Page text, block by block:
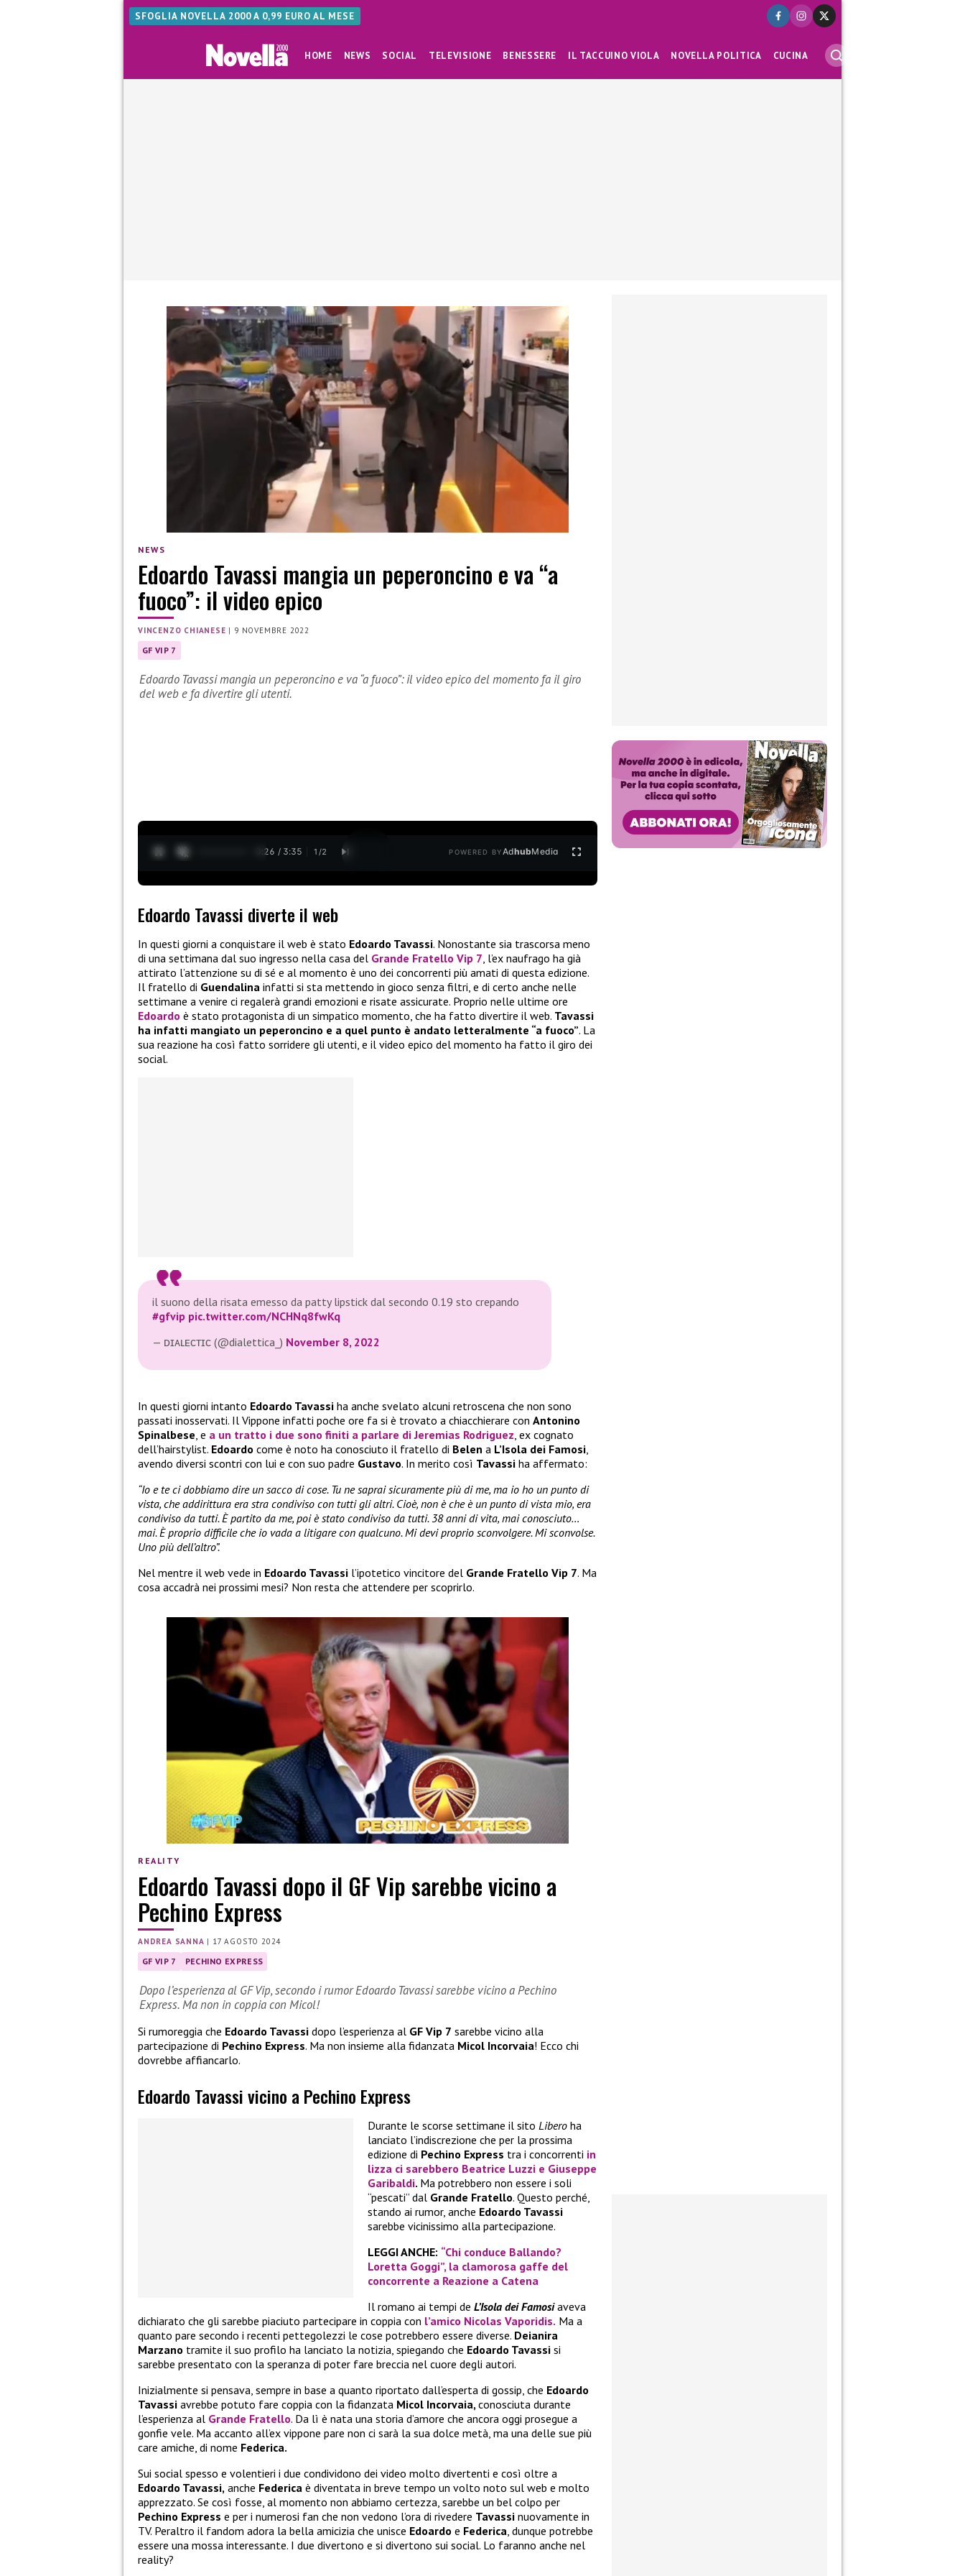
SFOGLIA NOVELLA 2000 A 0,99 EURO AL MESE
HOME NEWS SOCIAL TELEVISIONE BENESSERE IL TACCUINO VIOLA NOVELLA POLITICA CUCINA
NEWS
Edoardo Tavassi mangia un peperoncino e va “a
fuoco”: il video epico
VINCENZO CHIANESE | 9 NOVEMBRE 2022
GF VIP 7
Edoardo Tavassi mangia un peperoncino e va “a fuoco”: il video epico del momento fa il giro
del web e fa divertire gli utenti.
0:27 / 3:35 1 /2 POWERED BYAdhubMedia
Edoardo Tavassi diverte il web
In questi giorni a conquistare il web è stato Edoardo Tavassi. Nonostante sia trascorsa meno
di una settimana dal suo ingresso nella casa del Grande Fratello Vip 7, l’ex naufrago ha già
attirato l’attenzione su di sé e al momento è uno dei concorrenti più amati di questa edizione.
Il fratello di Guendalina infatti si sta mettendo in gioco senza filtri, e di certo anche nelle
settimane a venire ci regalerà grandi emozioni e risate assicurate. Proprio nelle ultime ore
Edoardo è stato protagonista di un simpatico momento, che ha fatto divertire il web. Tavassi
ha infatti mangiato un peperoncino e a quel punto è andato letteralmente “a fuoco”. La
sua reazione ha così fatto sorridere gli utenti, e il video epico del momento ha fatto il giro dei
social.
il suono della risata emesso da patty lipstick dal secondo 0.19 sto crepando
#gfvip pic.twitter.com/NCHNq8fwKq
— ᴅɪᴀʟᴇᴄᴛɪᴄ (@dialettica_) November 8, 2022
In questi giorni intanto Edoardo Tavassi ha anche svelato alcuni retroscena che non sono
passati inosservati. Il Vippone infatti poche ore fa si è trovato a chiacchierare con Antonino
Spinalbese, e a un tratto i due sono finiti a parlare diJeremias Rodriguez, ex cognato
dell’hairstylist. Edoardo come è noto ha conosciuto il fratello di Belen a L’Isola dei Famosi,
avendo diversi scontri con lui e con suo padre Gustavo. In merito così Tavassi ha affermato:
“Io e te ci dobbiamo dire un sacco di cose. Tu ne saprai sicuramente più di me, ma io ho un punto di
vista, che addirittura era stra condiviso con tutti gli altri. Cioè, non è che è un punto di vista mio, era
condiviso da tutti. È partito da me, poi è stato condiviso da tutti. 38 anni di vita, mai conosciuto…
mai. È proprio difficile che io vada a litigare con qualcuno. Mi devi proprio sconvolgere. Mi sconvolse.
Uno più dell’altro”.
Nel mentre il web vede in Edoardo Tavassi l’ipotetico vincitore del Grande Fratello Vip 7. Ma
cosa accadrà nei prossimi mesi? Non resta che attendere per scoprirlo.
REALITY
Edoardo Tavassi dopo il GF Vip sarebbe vicino a
Pechino Express
ANDREA SANNA | 17 AGOSTO 2024
GF VIP 7 PECHINO EXPRESS
Dopo l’esperienza al GF Vip, secondo i rumor Edoardo Tavassi sarebbe vicino a Pechino
Express. Ma non in coppia con Micol!
Si rumoreggia che Edoardo Tavassi dopo l’esperienza al GF Vip 7 sarebbe vicino alla
partecipazione di Pechino Express. Ma non insieme alla fidanzata Micol Incorvaia! Ecco chi
dovrebbe affiancarlo.
Edoardo Tavassi vicino a Pechino Express
Durante le scorse settimane il sito Libero ha
lanciato l’indiscrezione che per la prossima
edizione di Pechino Express tra i concorrenti in
lizza ci sarebbero Beatrice Luzzi e Giuseppe
Garibaldi. Ma potrebbero non essere i soli
“pescati” dal Grande Fratello. Questo perché,
stando ai rumor, anche Edoardo Tavassi
sarebbe vicinissimo alla partecipazione.
LEGGI ANCHE: “Chi conduce Ballando?
Loretta Goggi”, la clamorosa gaffe del
concorrente a Reazione a Catena
Il romano ai tempi de L’Isola dei Famosiaveva
dichiarato che gli sarebbe piaciuto partecipare in coppia con l’amico Nicolas Vaporidis. Ma a
quanto pare secondo i recenti pettegolezzi le cose potrebbero essere diverse. Deianira
Marzano tramite il suo profilo ha lanciato la notizia, spiegando che Edoardo Tavassi si
sarebbe presentato con la speranza di poter fare breccia nel cuore degli autori.
Inizialmente si pensava, sempre in base a quanto riportato dall’esperta di gossip, che Edoardo
Tavassi avrebbe potuto fare coppia con la fidanzata Micol Incorvaia,conosciuta durante
l’esperienza al Grande Fratello. Da lì è nata una storia d’amore che ancora oggi prosegue a
gonfie vele. Ma accanto all’ex vippone pare non ci sarà la sua dolce metà, ma una delle sue più
care amiche, di nome Federica.
Sui social spesso e volentieri i due condividono dei video molto divertenti e così oltre a
Edoardo Tavassi, anche Federica è diventata in breve tempo un volto noto sul web e molto
apprezzato. Se così fosse, al momento non abbiamo certezza, sarebbe un bel colpo per
Pechino Express e per i numerosi fan che non vedono l’ora di rivedere Tavassi nuovamente in
TV. Peraltro il fandom adora la bella amicizia che unisce Edoardo e Federica, dunque potrebbe
essere una mossa interessante. I due divertono e si divertono sui social. Lo faranno anche nel
reality?